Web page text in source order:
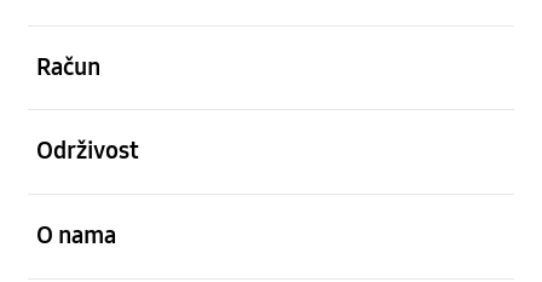
Račun
Održivost
O nama